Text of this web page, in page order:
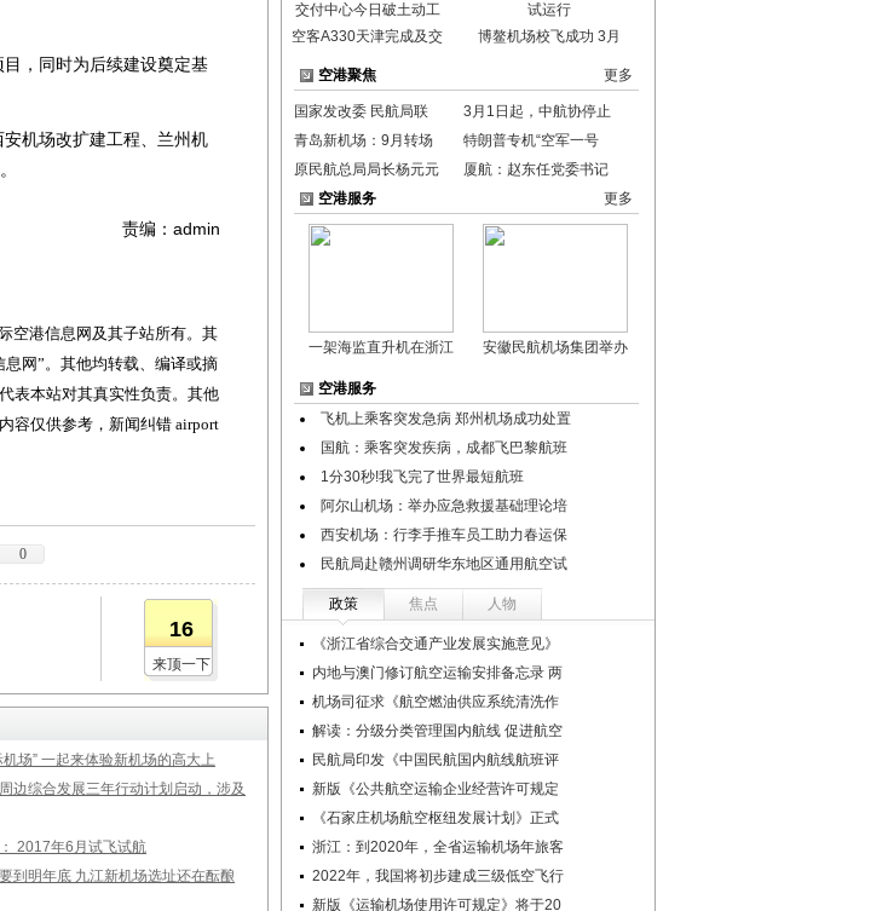
，同时为后续建设奠定基
机场改扩建工程、兰州机
责编：admin
港信息网及其子站所有。其
网”。其他均转载、编译或摘
表本站对其真实性负责。其他
容仅供参考，新闻纠错 airport
0
16
来顶一下
场” 一起来体验新机场的高大上
边综合发展三年行动计划启动，涉及
2017年6月试飞试航
到明年底 九江新机场选址还在酝酿
空客A330天津完成及交 博鳌机场校飞成功 3月
空港聚焦 更多
国家发改委 民航局联
3月1日起，中航协停止
青岛新机场：9月转场
特朗普专机“空军一号
原民航总局局长杨元元
厦航：赵东任党委书记
空港服务
更多
一架海监直升机在浙江 安徽民航机场集团举办
空港服务
飞机上乘客突发急病 郑州机场成功处置
国航：乘客突发疾病，成都飞巴黎航班
1分30秒!我飞完了世界最短航班
阿尔山机场：举办应急救援基础理论培
西安机场：行李手推车员工助力春运保
民航局赴赣州调研华东地区通用航空试
政策 焦点 人物
《浙江省综合交通产业发展实施意见》
内地与澳门修订航空运输安排备忘录 两
机场司征求《航空燃油供应系统清洗作
解读：分级分类管理国内航线 促进航空
民航局印发《中国民航国内航线航班评
新版《公共航空运输企业经营许可规定
《石家庄机场航空枢纽发展计划》正式
浙江：到2020年，全省运输机场年旅客
2022年，我国将初步建成三级低空飞行
新版《运输机场使用许可规定》将于20